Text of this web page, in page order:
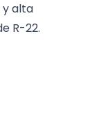
y alta
R-22.